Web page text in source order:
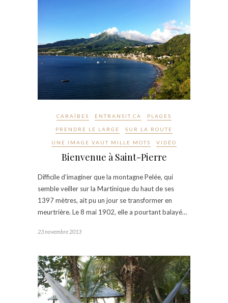
CARAÏBES ENTRANSIT.CA PLAGES
PRENDRE LE LARGE SUR LA ROUTE
UNE IMAGE VAUT MILLE MOTS VIDÉO
Bienvenue à Saint-Pierre
Difficile d’imaginer que la montagne Pelée, qui
semble veiller sur la Martinique du haut de ses
1397 mètres, ait pu un jour se transformer en
meurtrière. Le 8 mai 1902, elle a pourtant balayé…
23 novembre 2013